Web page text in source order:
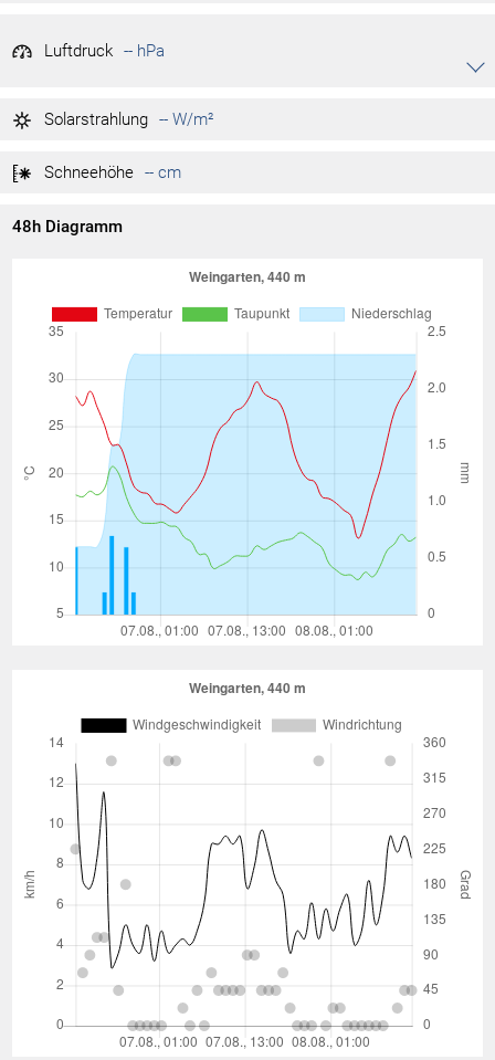
Luftdruck -- hPa Akkordeon auf-/zuklappen
-- hPa
Tag max.
Solarstrahlung -- W/m²
Schneehöhe -- cm
48h Diagramm